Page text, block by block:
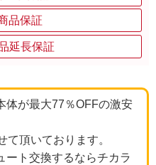
品保証
延長保証
体が最大77％OFFの激安
頂いております。
ート交換するならチカラ